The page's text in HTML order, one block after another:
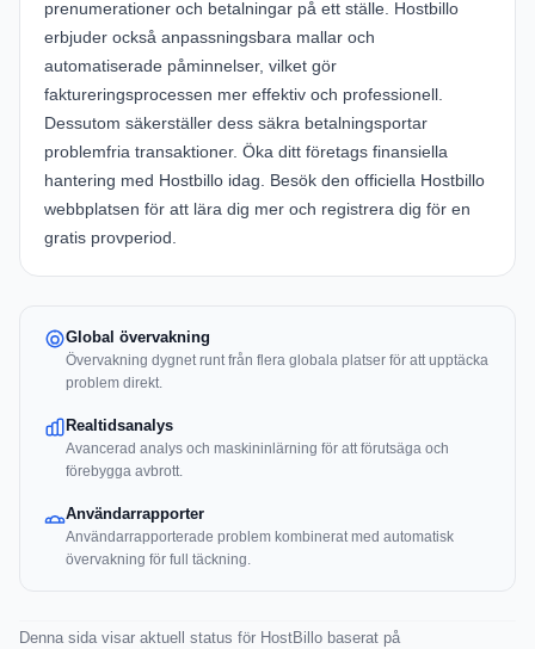
prenumerationer och betalningar på ett ställe. Hostbillo
erbjuder också anpassningsbara mallar och
automatiserade påminnelser, vilket gör
faktureringsprocessen mer effektiv och professionell.
Dessutom säkerställer dess säkra betalningsportar
problemfria transaktioner. Öka ditt företags finansiella
hantering med Hostbillo idag. Besök den officiella Hostbillo
webbplatsen för att lära dig mer och registrera dig för en
gratis provperiod.
Global övervakning
Övervakning dygnet runt från flera globala platser för att upptäcka
problem direkt.
Realtidsanalys
Avancerad analys och maskininlärning för att förutsäga och
förebygga avbrott.
Användarrapporter
Användarrapporterade problem kombinerat med automatisk
övervakning för full täckning.
Denna sida visar aktuell status för HostBillo baserat på